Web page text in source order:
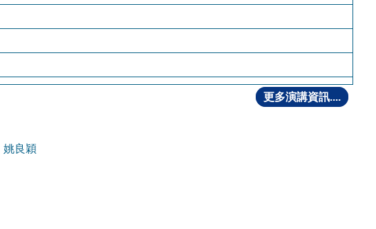
更多演講資訊....
姚良穎